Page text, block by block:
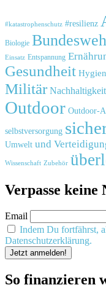
#katastrophenschutz #resilienz
Biologie
Einsatz Entspannung
Gesundheit
Militär Nachhaltigkeit
Outdoor Outdoor-
selbstversorgung
Umwelt und
Wissenschaft Zubehör
Verpasse keine
Email
Indem Du fortfährst,
Datenschutzerklärung.
So finanzieren